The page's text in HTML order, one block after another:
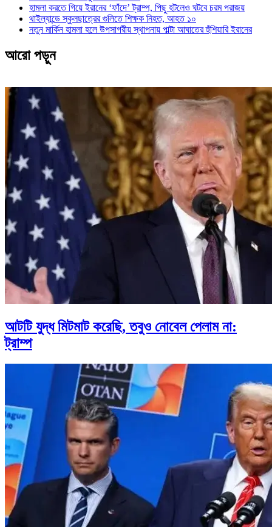
হামলা করতে গিয়ে ইরানের ‘ফাঁদে’ ট্রাম্প, পিছু হটলেও ঘটবে চরম পরাজয়
থাইল্যান্ডে স্কুলছাত্রের গুলিতে শিক্ষক নিহত, আহত ১০
নতুন মার্কিন হামলা হলে উপসাগরীয় স্থাপনায় পাল্টা আঘাতের হুঁশিয়ারি ইরানের
আরো পড়ুন
আটটি যুদ্ধ মিটমাট করেছি, তবুও নোবেল পেলাম না:
ট্রাম্প